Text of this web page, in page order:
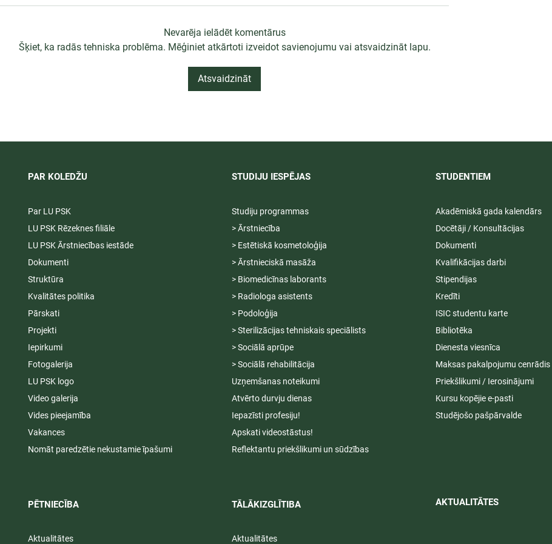
Ārsta palīga darbība
Nevarēja ielādēt komentārus
Šķiet, ka radās tehniska problēma. Mēģiniet atkārtoti izveidot savienojumu vai atsvaidzināt lapu.
Atsvaidzināt
PAR KOLEDŽU
Par LU PSK
LU PSK Rēzeknes filiāle
LU PSK Ārstniecības iestāde
Dokumenti
Struktūra
Kvalitātes politika
Pārskati
Projekti
Iepirkumi
Fotogalerija
LU PSK logo
Video galerija
Vides pieejamība
Vakances
Nomāt paredzētie nekustamie īpašumi
PĒTNIECĪBA
Aktualitātes
STUDIJU IESPĒJAS
Studiju programmas
> Ārstniecība
> Estētiskā kosmetoloģija
> Ārstnieciskā masāža
> Biomedicīnas laborants
> Radiologa asistents
> Podoloģija
> Sterilizācijas tehniskais speciālists
> Sociālā aprūpe
> Sociālā rehabilitācija
Uzņemšanas noteikumi
Atvērto durvju dienas
Iepazīsti profesiju!
Apskati videostāstus!
Reflektantu priekšlikumi un sūdzības
TĀLĀKIZGLĪTIBA
Aktualitātes
STUDENTIEM​
Akadēmiskā gada kalendārs
Docētāji / Konsultācijas
Dokumenti
Kvalifikācijas darbi
Stipendijas
Kredīti
ISIC studentu karte
Bibliotēka
Dienesta viesnīca
Maksas pakalpojumu cenrādis
Priekšlikumi / Ierosinājumi
Kursu kopējie e-pasti
Studējošo pašpārvalde
AKTUALITĀTES​​